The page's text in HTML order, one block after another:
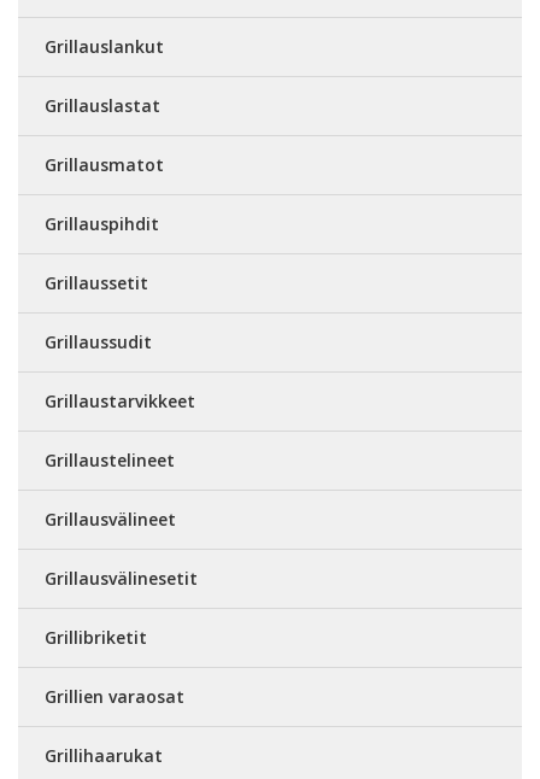
Grillauslankut
Grillauslastat
Grillausmatot
Grillauspihdit
Grillaussetit
Grillaussudit
Grillaustarvikkeet
Grillaustelineet
Grillausvälineet
Grillausvälinesetit
Grillibriketit
Grillien varaosat
Grillihaarukat